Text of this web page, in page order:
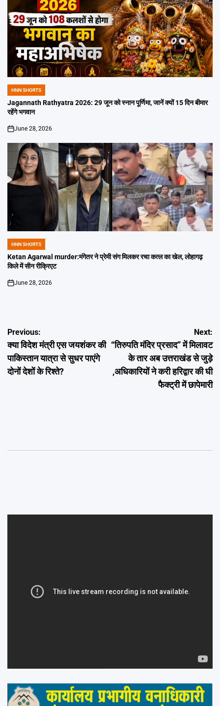
POSTED
IN
HNN SHORTS
Jagannath Rathyatra 2026: 29 जून को स्नान पूर्णिमा, जानें क्यों 15 दिन बीमार
रहेंगे भगवान
on
June 28, 2026
POSTED
IN
HNN SHORTS
Ketan Agarwal murder:मंगेतर ने प्रेमी संग मिलकर रचा कत्ल का खेल, लोहागढ़
किले में सीन रीक्रिएट
on
June 28, 2026
Post
navigation
Previous:
क्या विदेश मंत्री एस जयशंकर की
पाकिस्तान यात्रा से सुधर पाएंगे
दोनों देशों के रिश्ते?
Next:
“तिरुपति मंदिर प्रसाद” में मिलावट
के तार अब उत्तराखंड से जुड़े
,अधिकारियों ने करी हरिद्वार की घी
फैक्ट्री में छापेमारी